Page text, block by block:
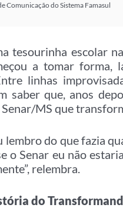
Comunicação do Sistema Famasul
tesourinha escolar
a tomar forma,
linhas
saber que, anos
MS que
lembro do que fazia
o Senar eu não
relembra.
do